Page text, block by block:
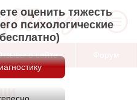
оценить тяжесть
психологические
о сайте